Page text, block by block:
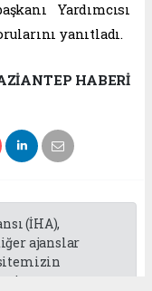
Yardımcısı
yanıtladı.
HABERİ
(İHA),
ajanslar